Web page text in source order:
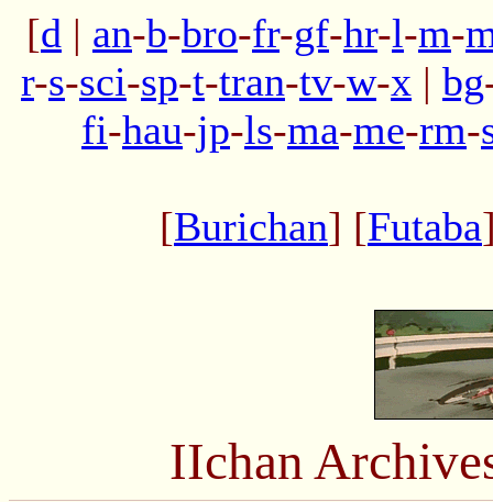
[d | an-b-bro-fr-gf-hr-l-m-
r-s-sci-sp-t-tran-tv-w-x | bg
fi-hau-jp-ls-ma-me-rm-
[Burichan] [Futaba
IIchan